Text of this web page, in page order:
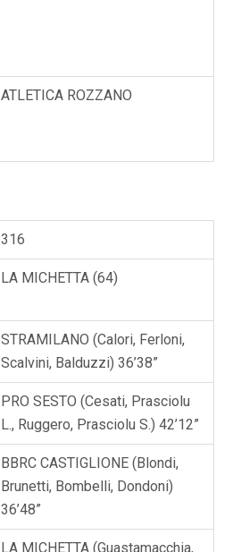
ATLETICA ROZZANO
316
LA MICHETTA (64)
STRAMILANO (Calori, Ferloni,
Scalvini, Balduzzi) 36’38”
PRO SESTO (Cesati, Prasciolu
L., Ruggero, Prasciolu S.) 42’12”
BBRC CASTIGLIONE (Blondi,
Brunetti, Bombelli, Dondoni)
36’48”
LA MICHETTA (Guastamacchia,